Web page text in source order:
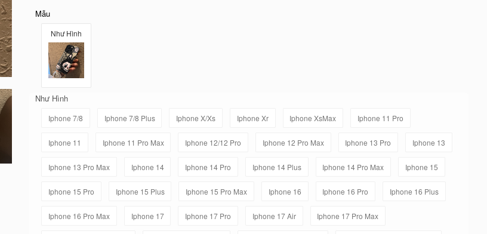
Mẫu
Như Hình
Như Hình
Iphone 7/8 Iphone 7/8 Plus Iphone X/Xs Iphone Xr Iphone XsMax Iphone 11 Pro
Iphone 11 Iphone 11 Pro Max Iphone 12/12 Pro Iphone 12 Pro Max Iphone 13 Pro Iphone 13
Iphone 13 Pro Max Iphone 14 Iphone 14 Pro Iphone 14 Plus Iphone 14 Pro Max Iphone 15
Iphone 15 Pro Iphone 15 Plus Iphone 15 Pro Max Iphone 16 Iphone 16 Pro Iphone 16 Plus
Iphone 16 Pro Max Iphone 17 Iphone 17 Pro Iphone 17 Air Iphone 17 Pro Max